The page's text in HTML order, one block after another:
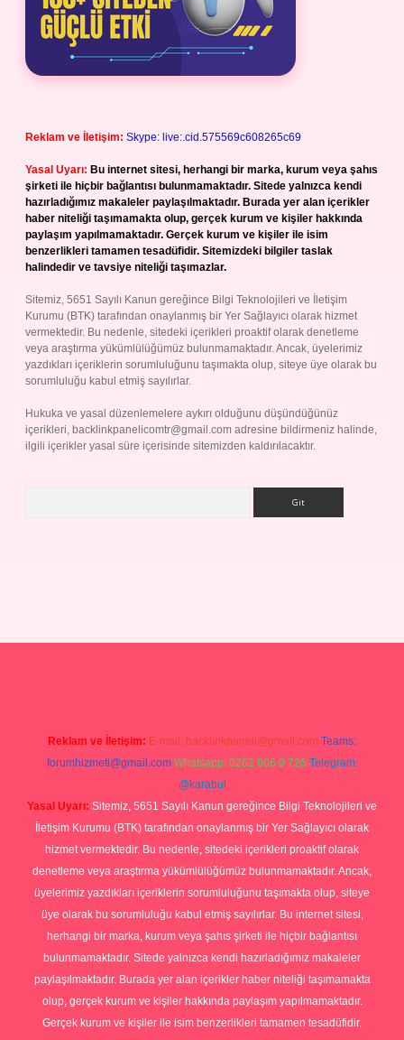
Reklam ve İletişim: Skype: live:.cid.575569c608265c69
Yasal Uyarı: Bu internet sitesi, herhangi bir marka, kurum veya şahıs
şirketi ile hiçbir bağlantısı bulunmamaktadır. Sitede yalnızca kendi
hazırladığımız makaleler paylaşılmaktadır. Burada yer alan içerikler
haber niteliği taşımamakta olup, gerçek kurum ve kişiler hakkında
paylaşım yapılmamaktadır. Gerçek kurum ve kişiler ile isim
benzerlikleri tamamen tesadüfidir. Sitemizdeki bilgiler taslak
halindedir ve tavsiye niteliği taşımazlar.
Sitemiz, 5651 Sayılı Kanun gereğince Bilgi Teknolojileri ve İletişim
Kurumu (BTK) tarafından onaylanmış bir Yer Sağlayıcı olarak hizmet
vermektedir. Bu nedenle, sitedeki içerikleri proaktif olarak denetleme
veya araştırma yükümlülüğümüz bulunmamaktadır. Ancak, üyelerimiz
yazdıkları içeriklerin sorumluluğunu taşımakta olup, siteye üye olarak bu
sorumluluğu kabul etmiş sayılırlar.
Hukuka ve yasal düzenlemelere aykırı olduğunu düşündüğünüz
içerikleri, backlinkpanelicomtr@gmail.com adresine bildirmeniz halinde,
ilgili içerikler yasal süre içerisinde sitemizden kaldırılacaktır.
Reklam ve İletişim: E-mail: backlinkpaneli@gmail.com Teams:
forumhizmeti@gmail.com Whatsapp: 0262 606 0 726 Telegram:
@karabul
Yasal Uyarı: Sitemiz, 5651 Sayılı Kanun gereğince Bilgi Teknolojileri ve
İletişim Kurumu (BTK) tarafından onaylanmış bir Yer Sağlayıcı olarak
hizmet vermektedir. Bu nedenle, sitedeki içerikleri proaktif olarak
denetleme veya araştırma yükümlülüğümüz bulunmamaktadır. Ancak,
üyelerimiz yazdıkları içeriklerin sorumluluğunu taşımakta olup, siteye
üye olarak bu sorumluluğu kabul etmiş sayılırlar. Bu internet sitesi,
herhangi bir marka, kurum veya şahıs şirketi ile hiçbir bağlantısı
bulunmamaktadır. Sitede yalnızca kendi hazırladığımız makaleler
paylaşılmaktadır. Burada yer alan içerikler haber niteliği taşımamakta
olup, gerçek kurum ve kişiler hakkında paylaşım yapılmamaktadır.
Gerçek kurum ve kişiler ile isim benzerlikleri tamamen tesadüfidir.